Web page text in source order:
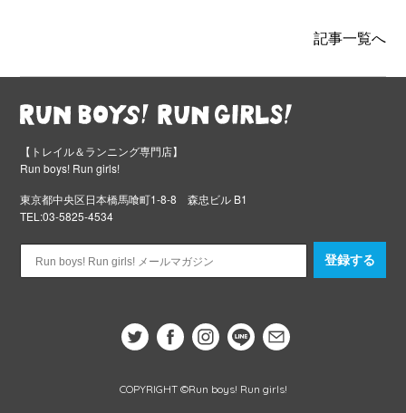
記事一覧へ
【トレイル＆ランニング専門店】
Run boys! Run girls!
東京都中央区日本橋馬喰町1-8-8 森忠ビル B1
TEL:03-5825-4534
登録する
COPYRIGHT ©Run boys! Run girls!